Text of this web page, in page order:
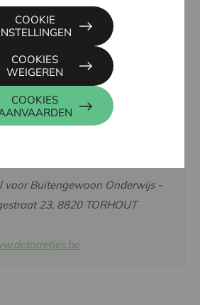
voor Buitengewoon Onderwijs -
23, 8820 TORHOUT
COOKIES
COOKIES
WEIGEREN
COOKIE